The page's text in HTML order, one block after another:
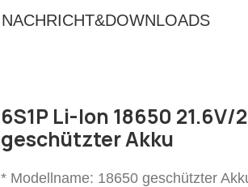
NACHRICHT&DOWNLOADS
6S1P Li-Ion 18650 21.6V/
geschützter Akku
* Modellname: 18650 geschützter